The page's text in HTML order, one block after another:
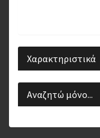
Χαρακτηριστικά
Αναζητώ μόνο...